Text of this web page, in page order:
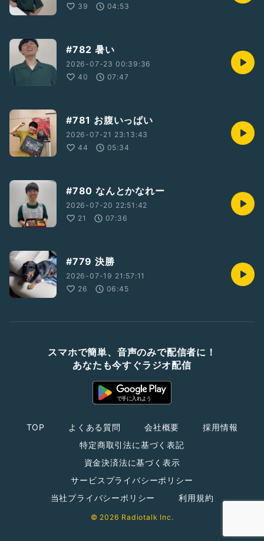
39
04:53
#782 暑い
2026-07-23 00:39:36
40
07:47
#781 お腹いっぱい
2026-07-21 23:13:43
44
05:34
#780 なんとかなれー
2026-07-20 22:51:42
21
07:36
#779 決勝
2026-07-19 21:57:11
26
06:45
スマホで簡単、音声のみで配信者に！
あなたも今すぐラジオ配信
TOP よくある質問 会社概要
採用情報
特定商取引法に基づく表記
資金決済法に基づく表示
サービスプライバシーポリシー
当社プライバシーポリシー
利用規約
© 2026 Radiotalk Inc.